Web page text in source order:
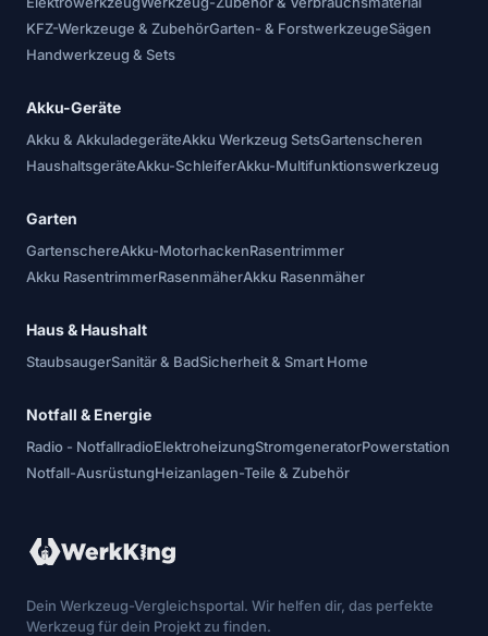
KFZ-Werkzeuge & ZubehörGarten- & ForstwerkzeugeSägen
Handwerkzeug & Sets
Akku-Geräte
Akku & AkkuladegeräteAkku Werkzeug SetsGartenscheren
HaushaltsgeräteAkku-SchleiferAkku-Multifunktionswerkzeug
Garten
GartenschereAkku-MotorhackenRasentrimmer
Akku RasentrimmerRasenmäherAkku Rasenmäher
Haus & Haushalt
StaubsaugerSanitär & BadSicherheit & Smart Home
Notfall & Energie
Radio - NotfallradioElektroheizungStromgeneratorPowerstation
Notfall-AusrüstungHeizanlagen-Teile & Zubehör
Dein Werkzeug-Vergleichsportal. Wir helfen dir, das perfekte
Werkzeug für dein Projekt zu finden.